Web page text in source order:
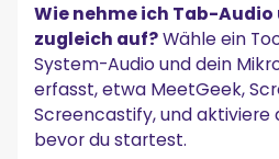
Wie nehme ich Tab-
zugleich auf?Wähle ein
System-Audio und dein
erfasst, etwa MeetGeek,
Screencastify, und aktiviere
bevor du startest.